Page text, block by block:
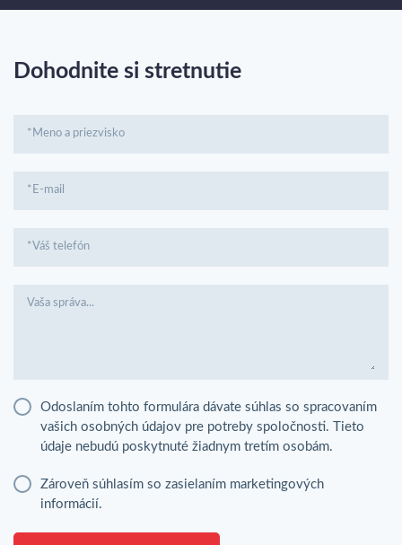
Dohodnite si stretnutie
*Meno a priezvisko
*E-mail
*Váš telefón
Vaša správa...
Odoslaním tohto formulára dávate súhlas so spracovaním
vašich osobných údajov pre potreby spoločnosti. Tieto
údaje nebudú poskytnuté žiadnym tretím osobám.
Zároveň súhlasím so zasielaním marketingových
informácií.